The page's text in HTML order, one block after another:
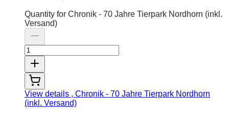
Quantity for Chronik - 70 Jahre Tierpark Nordhorn (inkl.
Versand)
View details , Chronik - 70 Jahre Tierpark Nordhorn
(inkl. Versand)